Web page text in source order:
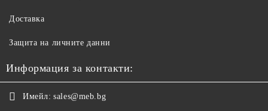
Доставка
Защита на личните данни
Информация за контакти:
Имейл: sales@meb.bg